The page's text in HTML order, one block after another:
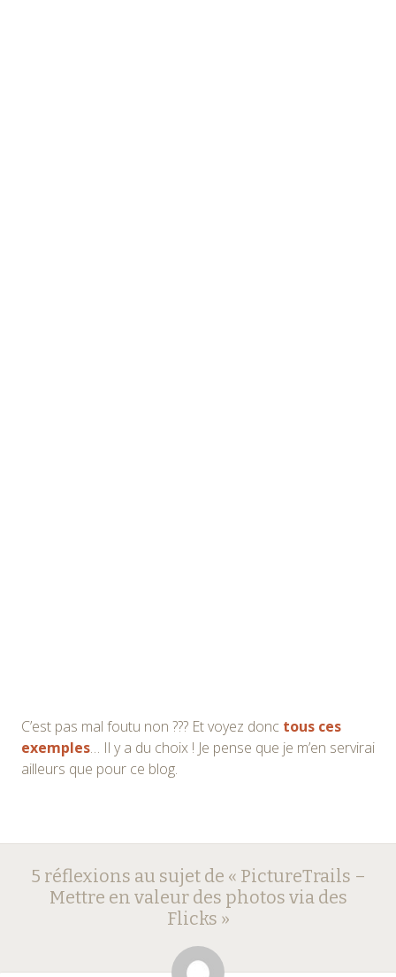
C’est pas mal foutu non ??? Et voyez donc tous ces
exemples… Il y a du choix ! Je pense que je m’en servirai
ailleurs que pour ce blog.
Navigation
des
5 réflexions au sujet de « PictureTrails –
Mettre en valeur des photos via des
Flicks »